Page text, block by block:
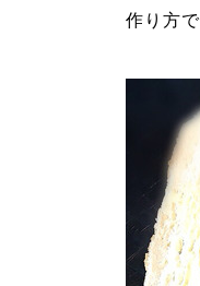
作り方で